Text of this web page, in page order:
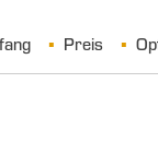
Preis